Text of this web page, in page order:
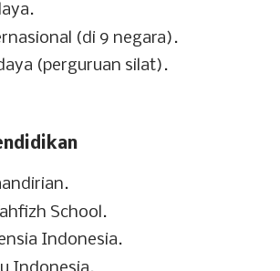
(di 9 negara).
(perguruan silat).
School.
Indonesia.